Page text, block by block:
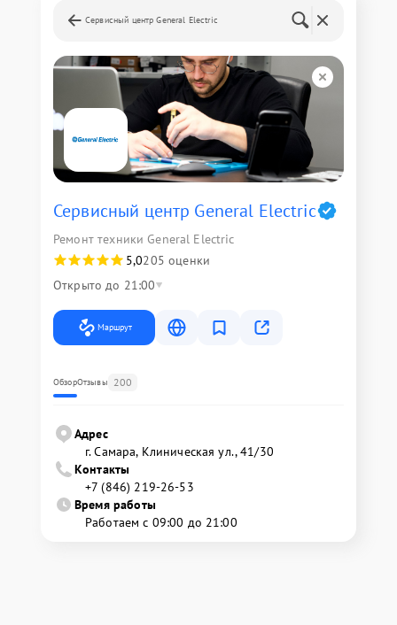
Сервисный центр General Electric
Сервисный центр General Electric
Ремонт техники General Electric
5,0205 оценки
Открыто до 21:00
Маршрут
ОбзорОтзывы 200
Адрес
г. Самара, Клиническая ул., 41/30
Контакты
+7 (846) 219-26-53
Время работы
Работаем с 09:00 до 21:00